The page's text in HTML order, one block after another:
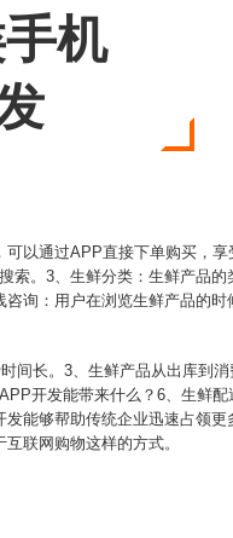
机
以通过APP直接下单购买，
。3、生鲜分类：生鲜产品的
询：用户在浏览生鲜产品的
长。3、生鲜产品从出库到消
开发能带来什么？6、生鲜
能够帮助传统企业迅速占领更
联网购物这样的方式。